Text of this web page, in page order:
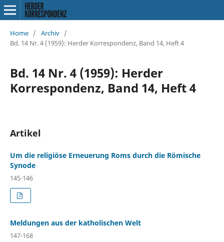
Home / Archiv /
Bd. 14 Nr. 4 (1959): Herder Korrespondenz, Band 14, Heft 4
Bd. 14 Nr. 4 (1959): Herder
Korrespondenz, Band 14, Heft 4
Artikel
Um die religiöse Erneuerung Roms durch die Römische
Synode
145-146
Meldungen aus der katholischen Welt
147-168